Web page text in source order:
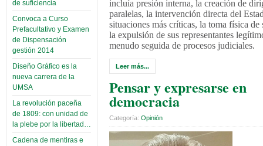
de suficiencia
Convoca a Curso
Prefacultativo y Examen
de Dispensación
gestión 2014
Diseño Gráfico es la
nueva carrera de la
UMSA
La revolución paceña
de 1809: con unidad de
la plebe por la libertad…
Cadena de mentiras e
incluía presión interna, la creación de
paralelas, la intervención directa del
situaciones más críticas, la toma física de
la expulsión de sus representantes
menudo seguida de procesos judiciales.
Leer más...
Pensar y expresarse en
democracia
Categoría: Opinión